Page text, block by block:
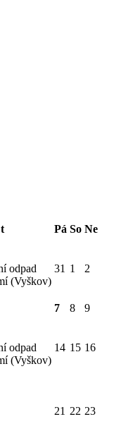
Pá So Ne
odpad
(Vyškov)
31 1 2
7 8 9
odpad
(Vyškov)
14 15 16
21 22 23